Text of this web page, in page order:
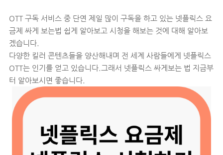
OTT 구독 서비스 중 단연 제일 많이 구독을 하고 있는 넷플릭스 요
금제 싸게 보는법 쉽게 알아보고 시청을 해보는 것에 대해 알아보
겠습니다.
다양한 킬러 콘텐츠들을 양산해내며 전 세계 사람들에게 넷플릭스
OTT는 인기를 얻고 있습니다.그래서 넷플릭스 싸게보는 법 지금부
터 알아보시면 좋습니다.